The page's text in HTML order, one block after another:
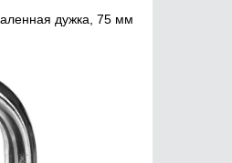
дужка, 75 мм